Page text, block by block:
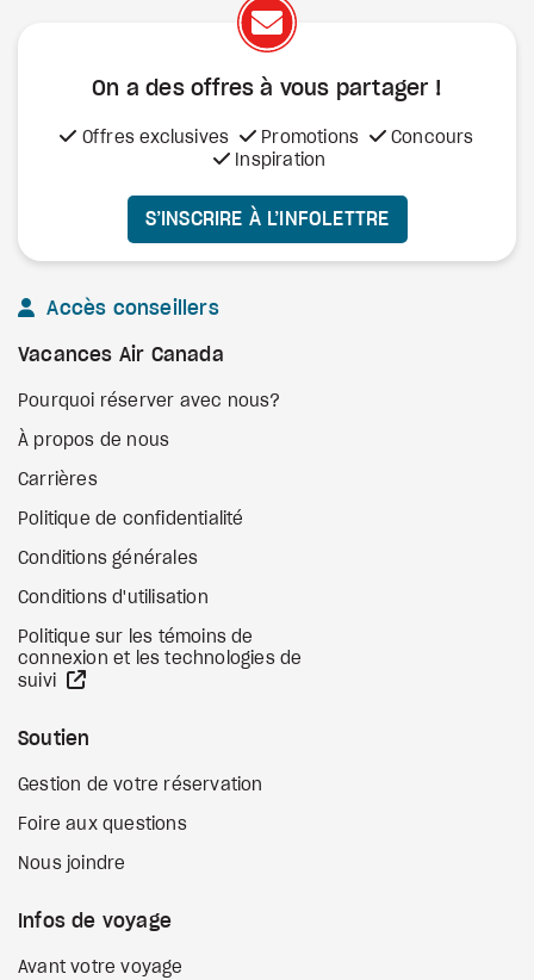
On a des offres à vous partager !
Offres exclusives Promotions
Concours
Inspiration
S’INSCRIRE À L’INFOLETTRE
Accès conseillers
Vacances Air Canada
Pourquoi réserver avec nous?
À propos de nous
Carrières
Politique de confidentialité
Conditions générales
Conditions d'utilisation
Politique sur les témoins de
connexion et les technologies de
suivi
Soutien
Gestion de votre réservation
Foire aux questions
Nous joindre
Infos de voyage
Avant votre voyage